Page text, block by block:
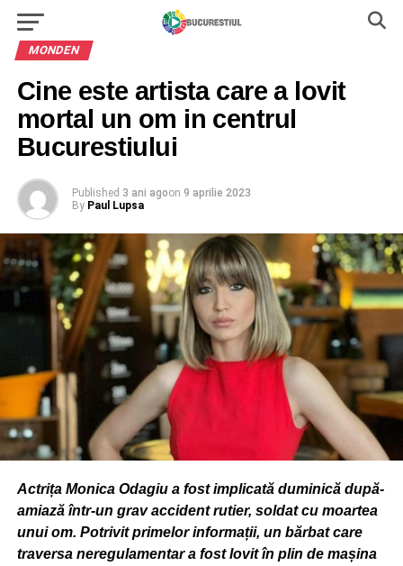
MONDEN
Cine este artista care a lovit
mortal un om in centrul
Bucurestiului
Published 3 ani agoon 9 aprilie 2023
By Paul Lupsa
Actrița Monica Odagiu a fost implicată duminică după-
amiază într-un grav accident rutier, soldat cu moartea
unui om. Potrivit primelor informații, un bărbat care
traversa neregulamentar a fost lovit în plin de mașina